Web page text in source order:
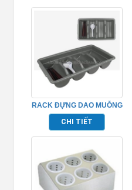
RACK ĐỰNG DAO MUỖNG
NĨA NHÀ HÀNG TP691023
CHI TIẾT